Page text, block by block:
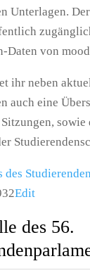
Unterlagen.
Daten von
ihr neben
auch eine
sowie
Edit
des 56.